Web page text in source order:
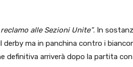
alle Sezioni Unite”. In
ma in panchina contro i
definitiva arriverà dopo la partita